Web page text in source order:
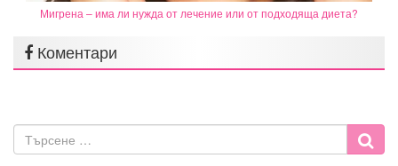
Мигрена – има ли нужда от лечение или от подходяща диета?
Коментари